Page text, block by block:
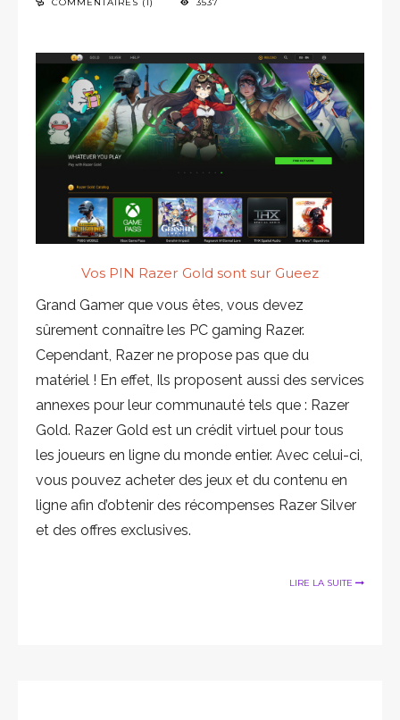
Vos PIN Razer Gold sont sur Gueez
Grand Gamer que vous êtes, vous devez
sûrement connaître les PC gaming Razer.
Cependant, Razer ne propose pas que du
matériel ! En effet, Ils proposent aussi des services
annexes pour leur communauté tels que : Razer
Gold. Razer Gold est un crédit virtuel pour tous
les joueurs en ligne du monde entier. Avec celui-ci,
vous pouvez acheter des jeux et du contenu en
ligne afin d’obtenir des récompenses Razer Silver
et des offres exclusives.
LIRE LA SUITE